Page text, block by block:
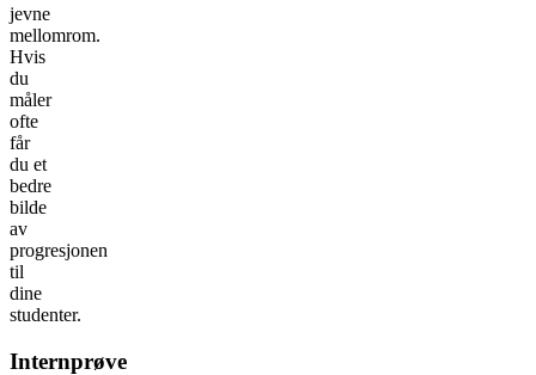
jevne
mellomrom.
Hvis
du
måler
ofte
får
du et
bedre
bilde
av
progresjonen
til
dine
studenter.
Internprøve